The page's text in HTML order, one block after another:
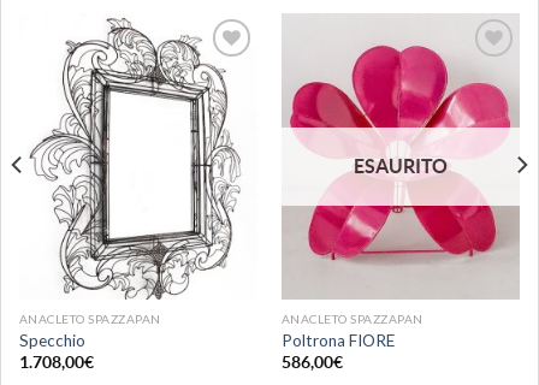
Aggiungi
alla lista
dei
desideri
ANACLETO SPAZZAPAN
Specchio
1.708,00€
alla lista
desideri
ESAURITO
ANACLETO SPAZZAPAN
Poltrona FIORE
586,00€